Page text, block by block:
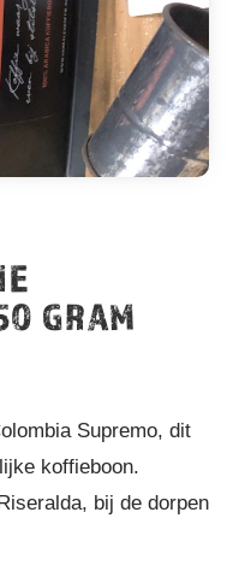
GRAM
Supremo, dit
koffieboon.
bij de dorpen